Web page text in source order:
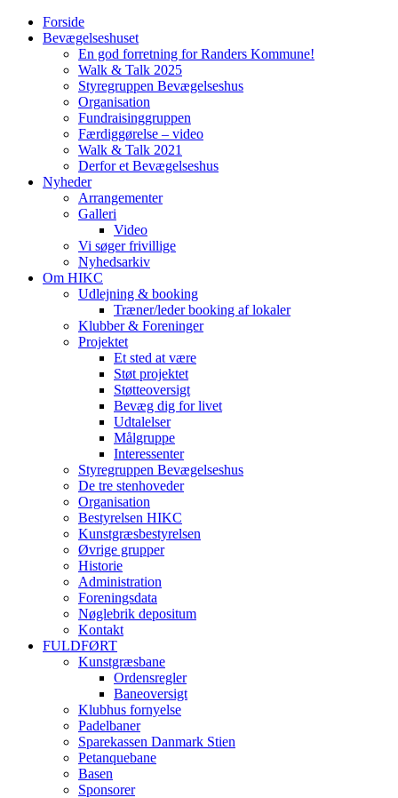
Forside
Bevægelseshuset
En god forretning for Randers Kommune!
Walk & Talk 2025
Styregruppen Bevægelseshus
Organisation
Fundraisinggruppen
Færdiggørelse – video
Walk & Talk 2021
Derfor et Bevægelseshus
Nyheder
Arrangementer
Galleri
Video
Vi søger frivillige
Nyhedsarkiv
Om HIKC
Udlejning & booking
Træner/leder booking af lokaler
Klubber & Foreninger
Projektet
Et sted at være
Støt projektet
Støtteoversigt
Bevæg dig for livet
Udtalelser
Målgruppe
Interessenter
Styregruppen Bevægelseshus
De tre stenhoveder
Organisation
Bestyrelsen HIKC
Kunstgræsbestyrelsen
Øvrige grupper
Historie
Administration
Foreningsdata
Nøglebrik depositum
Kontakt
FULDFØRT
Kunstgræsbane
Ordensregler
Baneoversigt
Klubhus fornyelse
Padelbaner
Sparekassen Danmark Stien
Petanquebane
Basen
Sponsorer